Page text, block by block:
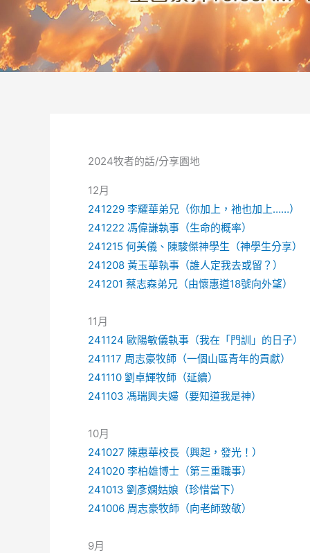
2024牧者的話/分享園地
12月
241229 李耀華弟兄（你加上，祂也加上……）
241222 馮偉謙執事（生命的概率）
241215 何美儀、陳駿傑神學生（神學生分享）
241208 黃玉華執事（誰人定我去或留？）
241201 蔡志森弟兄（由懷惠道18號向外望）
11月
241124 歐陽敏儀執事（我在「門訓」的日子）
241117 周志豪牧師（一個山區青年的貢獻）
241110 劉卓輝牧師（延續）
241103 馮瑞興夫婦（要知道我是神）
10月
241027 陳惠華校長（興起，發光！）
241020 李柏雄博士（第三重職事）
241013 劉彥嫻姑娘（珍惜當下）
241006 周志豪牧師（向老師致敬）
9月